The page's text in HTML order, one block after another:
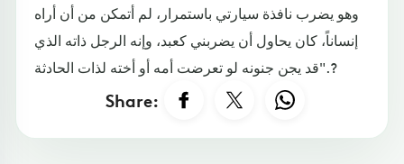
وهو يضرب نافذة سيارتي باستمرار، لم أتمكن من أن أراه
إنساناً، كان يحاول أن يضربني كعبد، وإنه الرجل ذاته الذي
قد يجن جنونه لو تعرضت أمه أو أخته لذات الحادثة".?
Share: